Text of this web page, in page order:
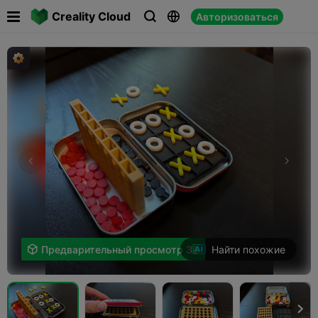
Creality Cloud   Авторизоваться
 
 Предварительный просмотр 3D Найти похожие
